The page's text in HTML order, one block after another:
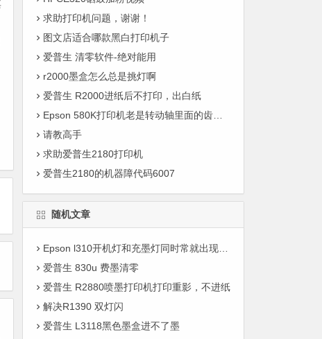
求助打印机问题，谢谢！
图文店适合哪款黑白打印机子
爱普生 清零软件-绝对能用
r2000墨盒怎么总是挑灯啊
爱普生 R2000进纸后不打印，出白纸
Epson 580K打印机老是转动轴里面的齿轮打断了，新的才换上去几天又断了
请教高手
求助爱普生2180打印机
爱普生2180的机器障代码6007
随机文章
Epson l310开机灯和充墨灯同时常就出现两个灯同时亮
爱普生 830u 费墨清零
爱普生 R2880喷墨打印机打印重影，不进纸
解决R1390 双灯闪
爱普生 L3118黑色墨盒进不了墨